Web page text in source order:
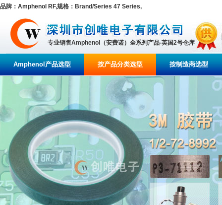
品牌：Amphenol RF,规格：Brand/Series 47 Series,
专业销售Amphenol（安费诺）全系列产品-英国2号仓库
Amphenol产品选型 按产品分类选型 按制造商选型